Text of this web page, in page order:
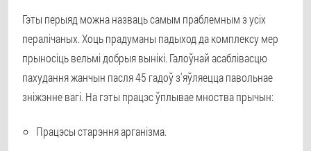
Гэты перыяд можна назваць самым праблемным з усіх
пералічаных. Хоць прадуманы падыход да комплексу мер
прыносіць вельмі добрыя вынікі. Галоўнай асаблівасцю
пахудання жанчын пасля 45 гадоў з'яўляецца павольнае
зніжэнне вагі. На гэты працэс ўплывае мноства прычын:
Працэсы старэння арганізма.